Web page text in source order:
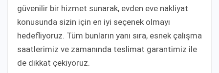
güvenilir bir hizmet sunarak, evden eve nakliyat
konusunda sizin için en iyi seçenek olmayı
hedefliyoruz. Tüm bunların yanı sıra, esnek çalışma
saatlerimiz ve zamanında teslimat garantimiz ile
de dikkat çekiyoruz.